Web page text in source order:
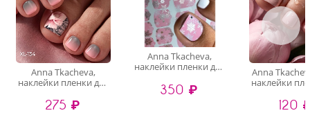
Anna Tkacheva,
наклейки пленки для
275 ₽
Anna Tkacheva,
наклейки пленки для
VIP-053
350 ₽
Anna
наклейки
120